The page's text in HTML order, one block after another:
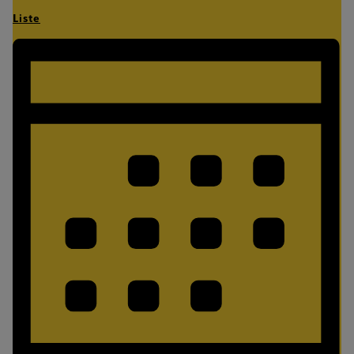
Liste